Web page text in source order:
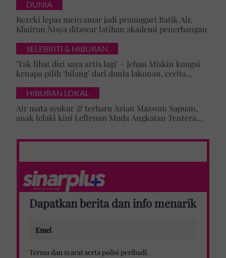
DUNIA
Rezeki lepas menyamar jadi pramugari Batik Air,
Khairun Nisya ditawar latihan akademi penerbangan
SELEBRITI & HIBURAN
'Tak lihat diri saya artis lagi' – Jehan Miskin kongsi
kenapa pilih ‘hilang’ dari dunia lakonan, cerita
HIBURAN LOKAL
Air mata syukur & terharu Azian Mazwan Sapuan,
anak lelaki kini Leftenan Muda Angkatan Tentera
Dapatkan berita dan info menarik
Terma dan syarat serta polisi peribadi.